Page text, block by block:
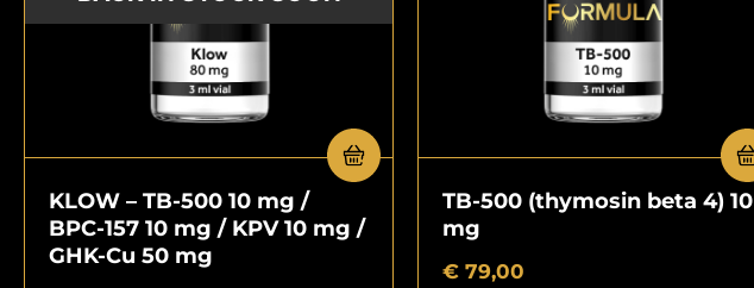
KLOW – TB-500 10 mg /
BPC-157 10 mg / KPV 10 mg /
GHK-Cu 50 mg
TB-500 (thymosin beta 4) 10
mg
€ 79,00